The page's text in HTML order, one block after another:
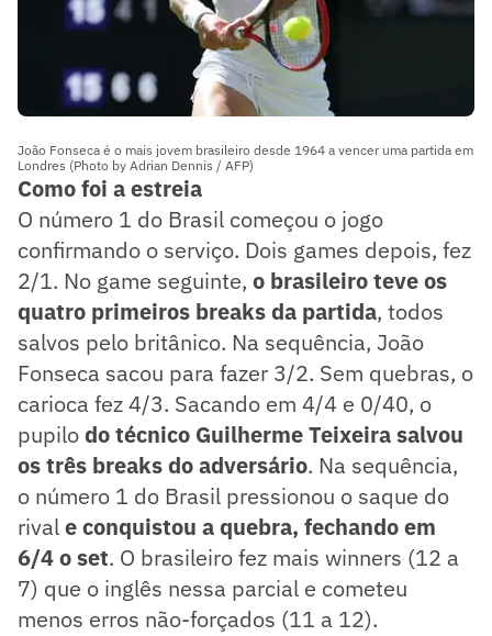
João Fonseca é o mais jovem brasileiro desde 1964 a vencer uma partida em
Londres (Photo by Adrian Dennis / AFP)
Como foi a estreia
O número 1 do Brasil começou o jogo
confirmando o serviço. Dois games depois, fez
2/1. No game seguinte, o brasileiro teve os
quatro primeiros breaks da partida, todos
salvos pelo britânico. Na sequência, João
Fonseca sacou para fazer 3/2. Sem quebras, o
carioca fez 4/3. Sacando em 4/4 e 0/40, o
pupilo do técnico Guilherme Teixeira salvou
os três breaks do adversário. Na sequência,
o número 1 do Brasil pressionou o saque do
rivale conquistou a quebra, fechando em
6/4 o set. O brasileiro fez mais winners (12 a
7) que o inglês nessa parcial e cometeu
menos erros não-forçados (11 a 12).